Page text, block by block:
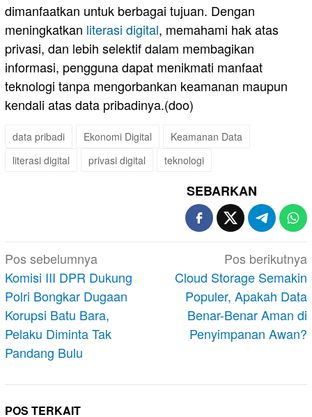
dimanfaatkan untuk berbagai tujuan. Dengan
meningkatkan literasi digital, memahami hak atas
privasi, dan lebih selektif dalam membagikan
informasi, pengguna dapat menikmati manfaat
teknologi tanpa mengorbankan keamanan maupun
kendali atas data pribadinya.(doo)
data pribadi Ekonomi Digital
Keamanan Data
literasi digital
privasi digital teknologi
SEBARKAN
Navigasi
pos
Pos sebelumnya
Komisi III DPR Dukung
Polri Bongkar Dugaan
Korupsi Batu Bara,
Pelaku Diminta Tak
Pandang Bulu
Pos berikutnya
Cloud Storage Semakin
Populer, Apakah Data
Benar-Benar Aman di
Penyimpanan Awan?
POS TERKAIT